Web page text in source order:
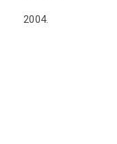
2004.